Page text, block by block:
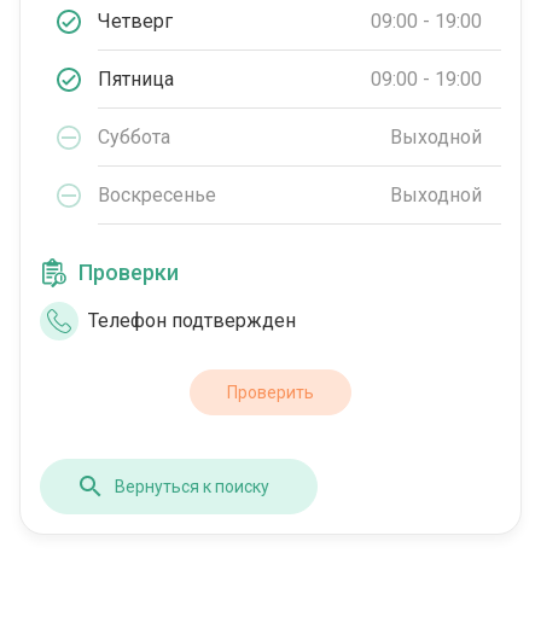
Четверг 09:00 - 19:00
Пятница 09:00 - 19:00
Суббота Выходной
Воскресенье Выходной
Проверки
Телефон подтвержден
Проверить
Вернуться к поиску